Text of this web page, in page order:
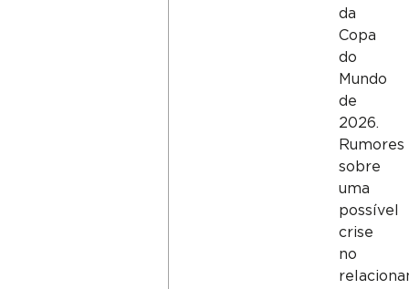
da
Copa
do
Mundo
de
2026.
Rumores
sobre
uma
possível
crise
no